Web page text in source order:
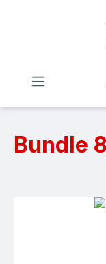
Zum Hauptinhalt
Bundle
Bildergalerie